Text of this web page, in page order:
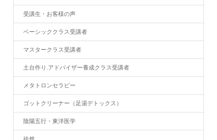
受講生・お客様の声
ベーシッククラス受講者
マスタークラス受講者
土台作り.アドバイザー養成クラス受講者
メタトロンセラピー
ゴットクリーナー（足湯デトックス）
陰陽五行・東洋医学